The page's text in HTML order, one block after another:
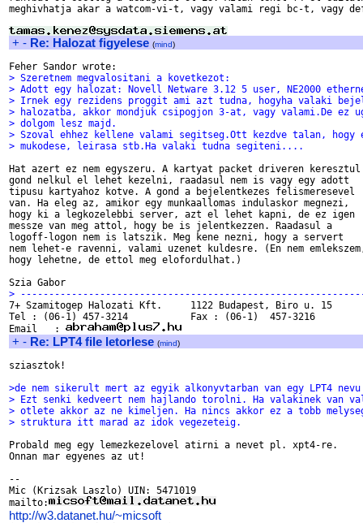
meghivhatja akar a watcom-vi-t, vagy valami regi bc-t, vagy
+ - Re: Halozat figyelese (mind)
> Szeretnem megvalositani a kovetkezot:
> Adott egy halozat: Novell Netware 3.12 5 user, NE2000
> Irnek egy rezidens proggit ami azt tudna, hogyha valaki
> halozatba, akkor mondjuk csipogjon 3-at, vagy valami.De ez
> dolgom lesz majd.
> Szoval ehhez kellene valami segitseg.Ott kezdve talan, hogy
> mukodese, leirasa stb.Ha valaki tudna segiteni....
Hat azert ez nem egyszeru. A kartyat packet driveren keresztul
gond nelkul el lehet kezelni, raadasul nem is vagy egy adott
tipusu kartyahoz kotve. A gond a bejelentkezes felismeresevel
van. Ha eleg az, amikor egy munkaallomas indulaskor megnezi,
hogy ki a legkozelebbi server, azt el lehet kapni, de ez igen
messze van meg attol, hogy be is jelentkezzen. Raadasul a
logoff-logon nem is latszik. Meg kene nezni, hogy a servert
nem lehet-e ravenni, valami uzenet kuldesre. (En nem
hogy lehetne, de ettol meg elofordulhat.)
>
7+ Szamitogep Halozati Kft.     1122 Budapest, Biro u. 15
Tel : (06-1) 457-3214           Fax : (06-1)  457-3216
Email   :
+ - Re: LPT4 file letorlese (mind)
sziasztok!
>de nem sikerult mert az egyik alkonyvtarban van egy LPT4
> Ezt senki kedveert nem hajlando torolni. Ha valakinek van
> otlete akkor az ne kimeljen. Ha nincs akkor ez a tobb
> struktura itt marad az idok vegezeteig.
Probald meg egy lemezkezelovel atirni a nevet pl. xpt4-re.
Onnan mar egyenes az ut!
--
Mic (Krizsak Laszlo) UIN: 5471019
mailto:
http://w3.datanet.hu/~micsoft